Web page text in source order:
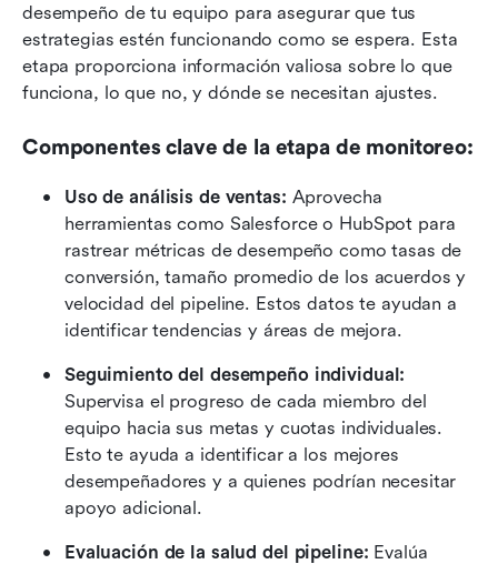
desempeño de tu equipo para asegurar que tus
estrategias estén funcionando como se espera. Esta
etapa proporciona información valiosa sobre lo que
funciona, lo que no, y dónde se necesitan ajustes.
Componentes clave de la etapa de monitoreo:
Uso de análisis de ventas: Aprovecha
herramientas como Salesforce o HubSpot para
rastrear métricas de desempeño como tasas de
conversión, tamaño promedio de los acuerdos y
velocidad del pipeline. Estos datos te ayudan a
identificar tendencias y áreas de mejora.
Seguimiento del desempeño individual:
Supervisa el progreso de cada miembro del
equipo hacia sus metas y cuotas individuales.
Esto te ayuda a identificar a los mejores
desempeñadores y a quienes podrían necesitar
apoyo adicional.
Evaluación de la salud del pipeline: Evalúa